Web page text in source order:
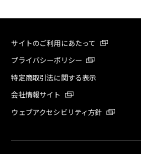
サイトのご利用にあたって
プライバシーポリシー
特定商取引法に関する表示
会社情報サイト
ウェブアクセシビリティ方針